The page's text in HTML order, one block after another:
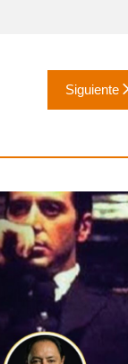
Siguiente